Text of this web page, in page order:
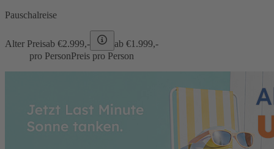
Pauschalreise
Alter Preisab €2.999,- ab €1.999,-
pro PersonPreis pro Person